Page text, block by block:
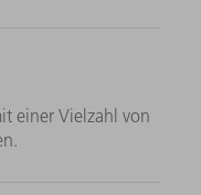
einer Vielzahl von